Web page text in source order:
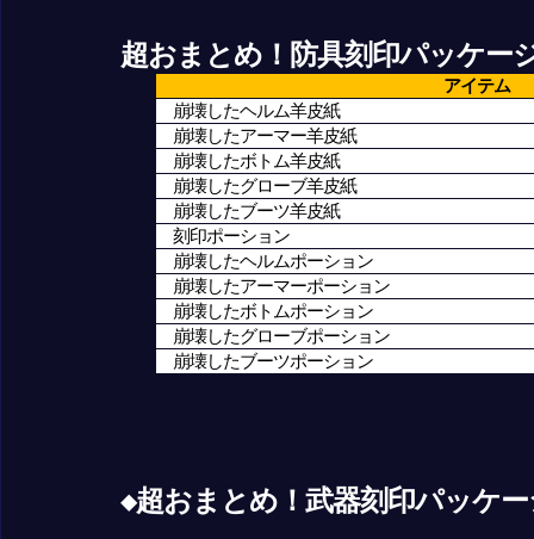
超おまとめ！防具刻印パッケ
アイテム
崩壊したヘルム羊皮紙
崩壊したアーマー羊皮紙
崩壊したボトム羊皮紙
崩壊したグローブ羊皮紙
崩壊したブーツ羊皮紙
刻印ポーション
崩壊したヘルムポーション
崩壊したアーマーポーション
崩壊したボトムポーション
崩壊したグローブポーション
崩壊したブーツポーション
◆超おまとめ！武器刻印パッケ